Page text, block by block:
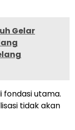
Gelar
fondasi utama.
tidak akan